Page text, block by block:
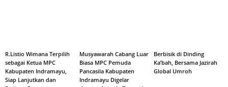
R.Listio Wimana Terpilih
sebagai Ketua MPC
Kabupaten Indramayu,
Siap Lanjutkan dan
Musyawarah Cabang Luar
Biasa MPC Pemuda
Pancasila Kabupaten
Indramayu Digelar
Berbisik di Dinding
Ka’bah, Bersama Jazirah
Global Umroh